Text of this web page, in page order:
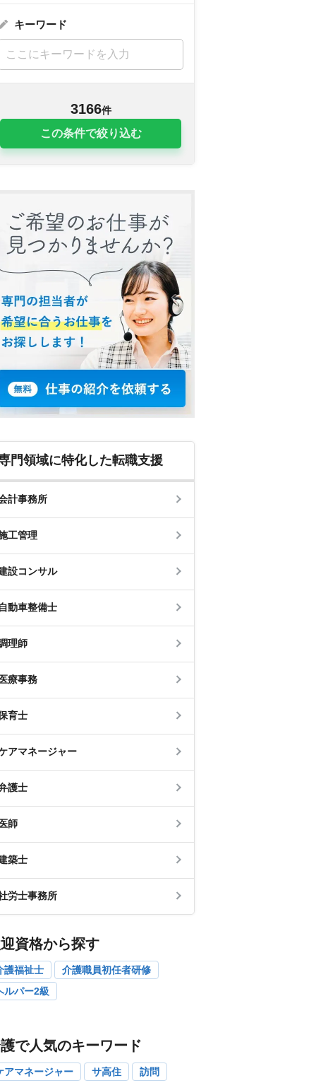
キーワード
3166件
この条件で絞り込む
門領域に特化した転職支援
計事務所
工管理
設コンサル
動車整備士
理師
療事務
育士
アマネージャー
護士
師
築士
労士事務所
資格から探す
護福祉士
介護職員初任者研修
ルパー2級
で人気のキーワード
アマネージャー サ高住 訪問